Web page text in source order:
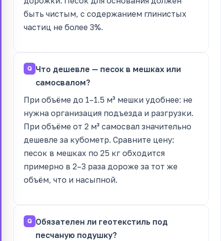
быть чистым, с содержанием глинистых
частиц не более 3%.
Что дешевле — песок в мешках или
самосвалом?
При объёме до 1–1.5 м³ мешки удобнее: не
нужна организация подъезда и разгрузки.
При объёме от 2 м³ самосвал значительно
дешевле за кубометр. Сравните цену:
песок в мешках по 25 кг обходится
примерно в 2–3 раза дороже за тот же
объём, что и насыпной.
Обязателен ли геотекстиль под
песчаную подушку?